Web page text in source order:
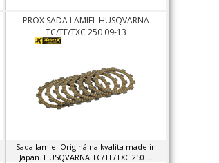
PROX SADA LAMIEL HUSQVARNA
TC/TE/TXC 250 09-13
Sada lamiel.Originálna kvalita made in
Japan. HUSQVARNA TC/TE/TXC 250 ...